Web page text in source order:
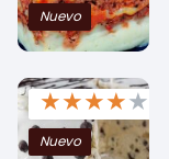
Nuevo
★★★★★
Nuevo